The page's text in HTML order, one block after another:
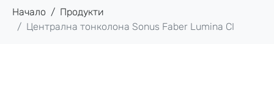
Начало
Продукти
Централна тонколона Sonus Faber Lumina CI